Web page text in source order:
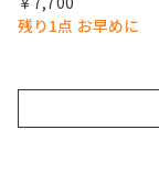
残り1点 お早めに